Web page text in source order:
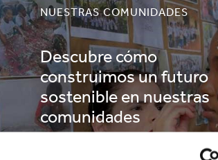
NUESTRAS COMUNIDADES
Descubre cómo
construimos un futuro
sostenible en nuestras
comunidades